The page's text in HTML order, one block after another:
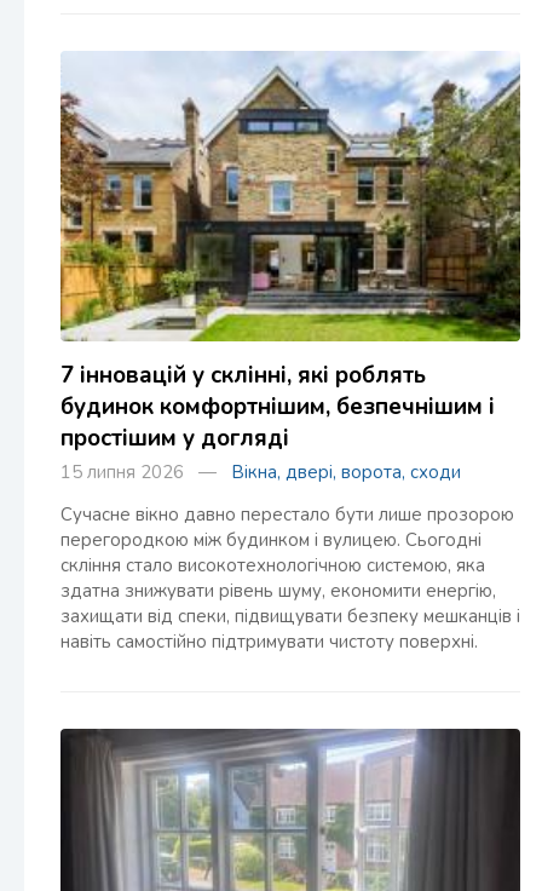
7 інновацій у склінні, які роблять
будинок комфортнішим, безпечнішим і
простішим у догляді
15 липня 2026 — Вікна, двері, ворота, сходи
Сучасне вікно давно перестало бути лише прозорою
перегородкою між будинком і вулицею. Сьогодні
скління стало високотехнологічною системою, яка
здатна знижувати рівень шуму, економити енергію,
захищати від спеки, підвищувати безпеку мешканців і
навіть самостійно підтримувати чистоту поверхні.